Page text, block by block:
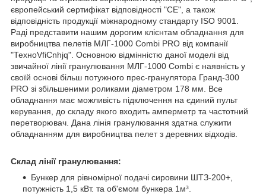
європейський сертифікат відповідності "СЕ", а також
відповідність продукції міжнародному стандарту ISO 9001.
Раді представити нашим дорогим клієнтам обладнання для
виробництва пелетів МЛГ-1000 Combi PRO від компанії
"ТехноVfiCnhjq". Основною відмінністю даної моделі від
звичайної лінії гранулювання МЛГ-1000 Combi є наявність у
своїй основі більш потужного прес-гранулятора Гранд-300
PRO зі збільшеними роликами діаметром 178 мм. Все
обладнання має можливість підключення на єдиний пульт
керування, до складу якого входить амперметр та частотний
перетворювач. Дана лінія гранулювання здатна служити
обладнанням для виробництва пелет з деревних відходів.
Склад лінії гранулювання:
Бункер для рівномірної подачі сировини ШТЗ-200+,
потужність 1,5 кВт. та об'ємом бункера 1м³.